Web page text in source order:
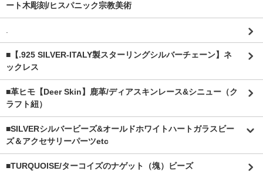
ート木彫刻/ヒスパニック宗教美術
.
■【.925 SILVER-ITALY製スターリングシルバーチェーン】ネ
ックレス
■革ヒモ【Deer Skin】鹿革/ディアスキンレース&シニュー（ク
ラフト紐）
■SILVERシルバービーズ&オールドホワイトハートガラスビー
ズ＆アクセサリーパーツetc
■TURQUOISE/ターコイズのナゲット（塊）ビーズ